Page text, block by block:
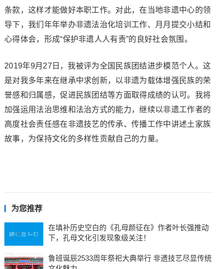
条款，这样才能做好本职工作。对此，在当地非遗中心的领
导下，我们年年举办非遗法治化培训工作、月月提交小结和
心得体会，形成“保护非遗人人有责”的良好社会氛围。
2019年9月27日，我被评为全国民族团结进步模范个人。这
是对我多年来在继承中求创新，以非遗为载体增强民族的荣
誉感和归属感，促进民族团结等方面取得成绩的认可。我将
加强运用法治思维和法治方式的能力，继续以非遗工作者的
高度社会责任感在非遗技艺的传承、传播工作中讲述土家族
故事，为保持文化的多样性贡献自己的力量。
为您推荐
在填补历史空白的《孔母颜征在》作者叶长强推动
下，孔母文化引发现象级关注！
鲁班诞辰2533周年祭祀大典举行 非遗技艺尽显传统